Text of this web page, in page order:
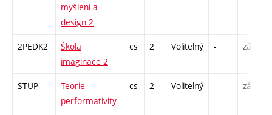
myšlení a
design 2
2PEDK2
Škola
imaginace 2
cs 2 Volitelný - zá
STUP
Teorie
performativity
cs 2 Volitelný - zá